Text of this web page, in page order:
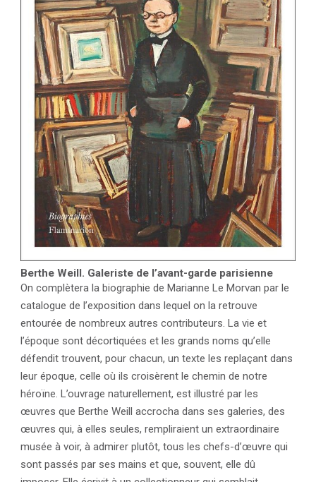
Berthe Weill. Galeriste de l’avant-garde parisienne
On complètera la biographie de Marianne Le Morvan par le
catalogue de l’exposition dans lequel on la retrouve
entourée de nombreux autres contributeurs. La vie et
l’époque sont décortiquées et les grands noms qu’elle
défendit trouvent, pour chacun, un texte les replaçant dans
leur époque, celle où ils croisèrent le chemin de notre
héroïne. L’ouvrage naturellement, est illustré par les
œuvres que Berthe Weill accrocha dans ses galeries, des
œuvres qui, à elles seules, rempliraient un extraordinaire
musée à voir, à admirer plutôt, tous les chefs-d’œuvre qui
sont passés par ses mains et que, souvent, elle dû